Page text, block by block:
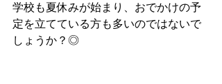
学校も夏休みが始まり、おでかけの予
定を立てている方も多いのではないで
しょうか？◎